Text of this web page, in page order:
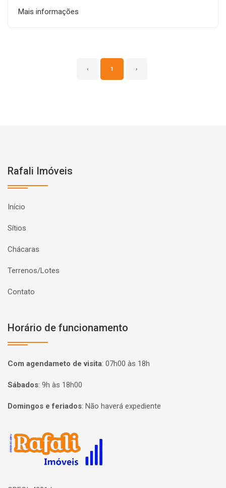
Mais informações
‹ 1 ›
Rafali Imóveis
Início
Sítios
Chácaras
Terrenos/Lotes
Contato
Horário de funcionamento
Com agendameto de visita: 07h00 às 18h
Sábados: 9h às 18h00
Domingos e feriados: Não haverá expediente
Página inicial